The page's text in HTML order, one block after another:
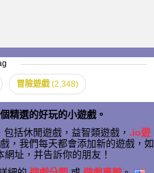
冒險遊戲 (2,348)
精選的好玩的小遊戲。
括休閒遊戲，益智類遊戲， .io遊
，我們每天都會添加新的遊戲，如
址，并告訴你的朋友！